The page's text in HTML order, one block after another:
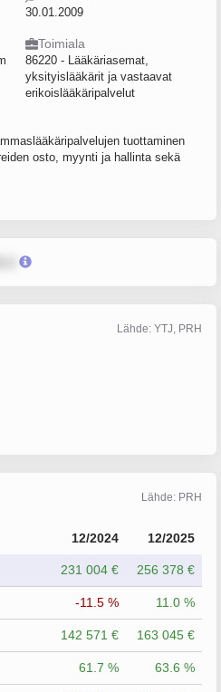
30.01.2009
Toimiala
86220 - Lääkäriasemat,
yksityislääkärit ja vastaavat
erikoislääkäripalvelut
tuottaminen
osto, myynti ja hallinta sekä
Lähde: YTJ, PRH
Lähde: PRH
12/2024 12/2025
231 004 € 256 378 €
-11.5 % 11.0 %
142 571 € 163 045 €
61.7 % 63.6 %